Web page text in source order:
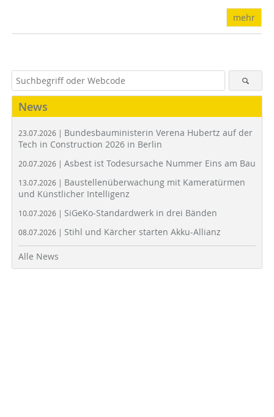
mehr
News
23.07.2026 | Bundesbauministerin Verena Hubertz auf der
Tech in Construction 2026 in Berlin
20.07.2026 | Asbest ist Todesursache Nummer Eins am Bau
13.07.2026 | Baustellenüberwachung mit Kameratürmen
und Künstlicher Intelligenz
10.07.2026 | SiGeKo-Standardwerk in drei Bänden
08.07.2026 | Stihl und Kärcher starten Akku-Allianz
Alle News